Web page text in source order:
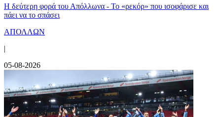
Η δεύτερη φορά του Απόλλωνα - Το «ρεκόρ» που ισοφάρισε και
πάει να το σπάσει
ΑΠΟΛΛΩΝ
|
05-08-2026